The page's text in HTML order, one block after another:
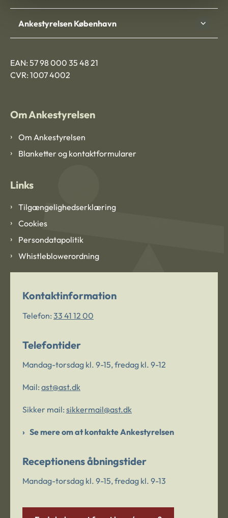
Ankestyrelsen København
EAN: 57 98 000 35 48 21
CVR: 1007 4002
Om Ankestyrelsen
Om Ankestyrelsen
Blanketter og kontaktformularer
Links
Tilgængelighedserklæring
Cookies
Persondatapolitik
Whistleblowerordning
Kontaktinformation
Telefon: 33 41 12 00
Telefontider
Mandag-torsdag kl. 9-15, fredag kl. 9-12
Mail: ast@ast.dk
Sikker mail: sikkermail@ast.dk
Se mere om at kontakte Ankestyrelsen
Receptionens åbningstider
Mandag-torsdag kl. 9-15, fredag kl. 9-13